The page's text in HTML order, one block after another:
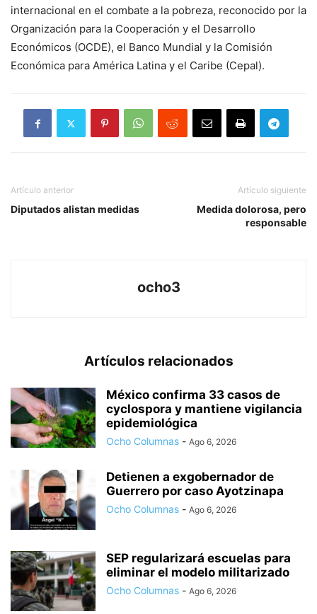
internacional en el combate a la pobreza, reconocido por la
Organización para la Cooperación y el Desarrollo
Económicos (OCDE), el Banco Mundial y la Comisión
Económica para América Latina y el Caribe (Cepal).
Artículo anterior
Diputados alistan medidas
Artículo siguiente
Medida dolorosa, pero
responsable
ocho3
Artículos relacionados
México confirma 33 casos de
cyclospora y mantiene vigilancia
epidemiológica
Ocho Columnas - Ago 6, 2026
Detienen a exgobernador de
Guerrero por caso Ayotzinapa
Ocho Columnas - Ago 6, 2026
SEP regularizará escuelas para
eliminar el modelo militarizado
Ocho Columnas - Ago 6, 2026